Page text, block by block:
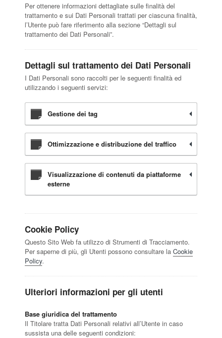
Per ottenere informazioni dettagliate sulle finalità del
trattamento e sui Dati Personali trattati per ciascuna finalità,
l’Utente può fare riferimento alla sezione “Dettagli sul
trattamento dei Dati Personali”.
Dettagli sul trattamento dei Dati Personali
I Dati Personali sono raccolti per le seguenti finalità ed
utilizzando i seguenti servizi:
Gestione dei tag
Ottimizzazione e distribuzione del traffico
Visualizzazione di contenuti da piattaforme
esterne
Cookie Policy
Questo Sito Web fa utilizzo di Strumenti di Tracciamento.
Per saperne di più, gli Utenti possono consultare la Cookie
Policy.
Ulteriori informazioni per gli utenti
Base giuridica del trattamento
Il Titolare tratta Dati Personali relativi all’Utente in caso
sussista una delle seguenti condizioni: